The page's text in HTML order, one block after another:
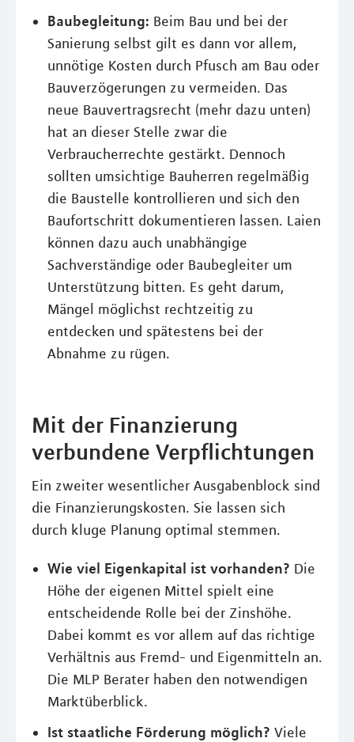
Baubegleitung: Beim Bau und bei der
Sanierung selbst gilt es dann vor allem,
unnötige Kosten durch Pfusch am Bau oder
Bauverzögerungen zu vermeiden. Das
neue Bauvertragsrecht (mehr dazu unten)
hat an dieser Stelle zwar die
Verbraucherrechte gestärkt. Dennoch
sollten umsichtige Bauherren regelmäßig
die Baustelle kontrollieren und sich den
Baufortschritt dokumentieren lassen. Laien
können dazu auch unabhängige
Sachverständige oder Baubegleiter um
Unterstützung bitten. Es geht darum,
Mängel möglichst rechtzeitig zu
entdecken und spätestens bei der
Abnahme zu rügen.
Mit der Finanzierung
verbundene Verpflichtungen
Ein zweiter wesentlicher Ausgabenblock sind
die Finanzierungskosten. Sie lassen sich
durch kluge Planung optimal stemmen.
Wie viel Eigenkapital ist vorhanden? Die
Höhe der eigenen Mittel spielt eine
entscheidende Rolle bei der Zinshöhe.
Dabei kommt es vor allem auf das richtige
Verhältnis aus Fremd- und Eigenmitteln an.
Die MLP Berater haben den notwendigen
Marktüberblick.
Ist staatliche Förderung möglich? Viele